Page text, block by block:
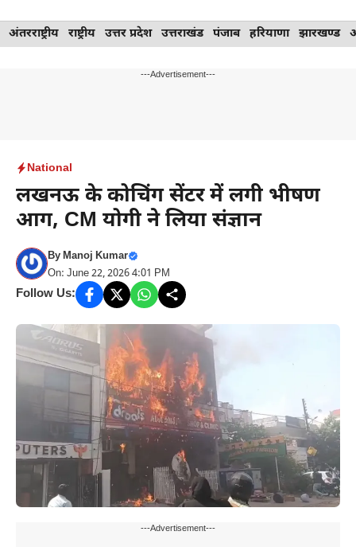
Skip
to
अंतरराष्ट्रीय राष्ट्रीय उत्तर प्रदेश उत्तराखंड पंजाब हरियाणा झारखण्ड
---Advertisement---
National
लखनऊ के कोचिंग सेंटर में लगी भीषण
आग, CM योगी ने लिया संज्ञान
ByManoj Kumar
On: June 22, 2026 4:01 PM
Follow Us:
---Advertisement---